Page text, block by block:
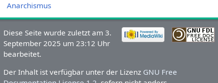
Anarchismus
Diese Seite wurde zuletzt am 3.
September 2025 um 23:12 Uhr
bearbeitet.
Der Inhalt ist verfügbar unter der Lizenz GNU Free